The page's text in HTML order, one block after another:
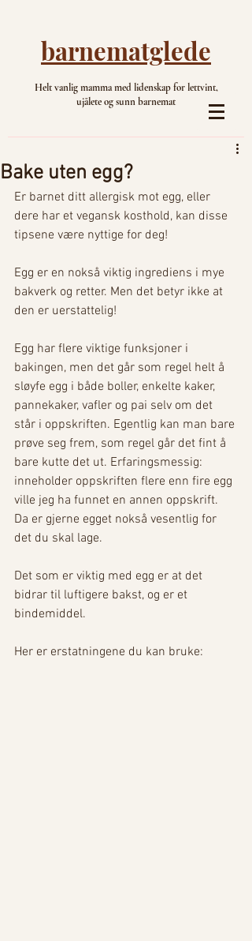
barnematglede
Helt vanlig mamma med lidenskap for lettvint,
ujålete og sunn barnemat
Bake uten egg?
Er barnet ditt allergisk mot egg, eller
dere har et vegansk kosthold, kan disse
tipsene være nyttige for deg!
Egg er en nokså viktig ingrediens i mye
bakverk og retter. Men det betyr ikke at
den er uerstattelig!
Egg har flere viktige funksjoner i
bakingen, men det går som regel helt å
sløyfe egg i både boller, enkelte kaker,
pannekaker, vafler og pai selv om det
står i oppskriften. Egentlig kan man bare
prøve seg frem, som regel går det fint å
bare kutte det ut. Erfaringsmessig:
inneholder oppskriften flere enn fire egg
ville jeg ha funnet en annen oppskrift.
Da er gjerne egget nokså vesentlig for
det du skal lage.
Det som er viktig med egg er at det
bidrar til luftigere bakst, og er et
bindemiddel.
Her er erstatningene du kan bruke: